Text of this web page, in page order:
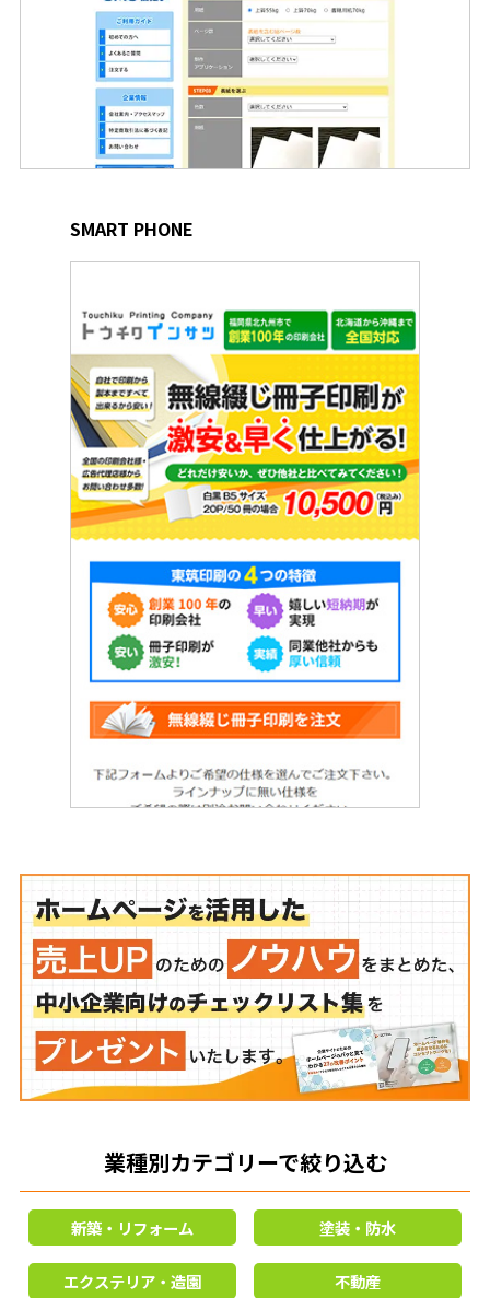
SMART PHONE
業種別カテゴリーで絞り込む
新築・リフォーム 塗装・防水
エクステリア・造園 不動産